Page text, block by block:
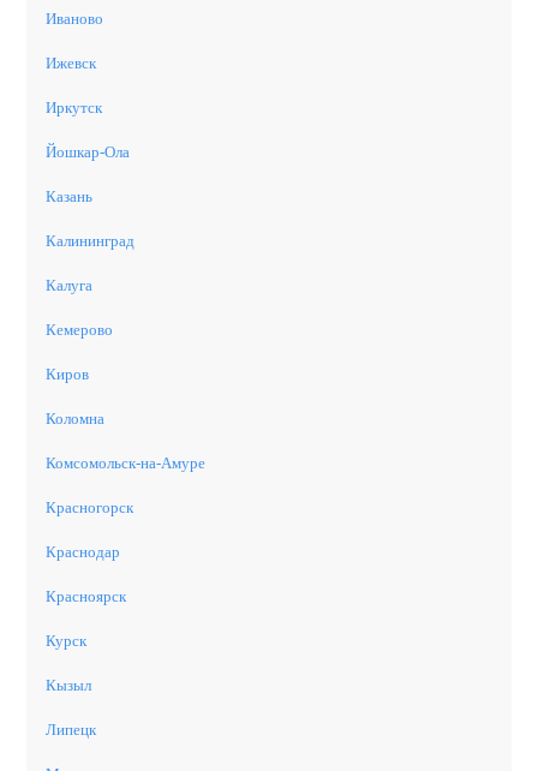
Иваново
Ижевск
Иркутск
Йошкар-Ола
Казань
Калининград
Калуга
Кемерово
Киров
Коломна
Комсомольск-на-Амуре
Красногорск
Краснодар
Красноярск
Курск
Кызыл
Липецк